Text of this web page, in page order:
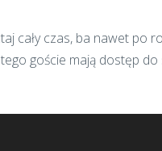
cały czas, ba nawet po
goście mają dostęp